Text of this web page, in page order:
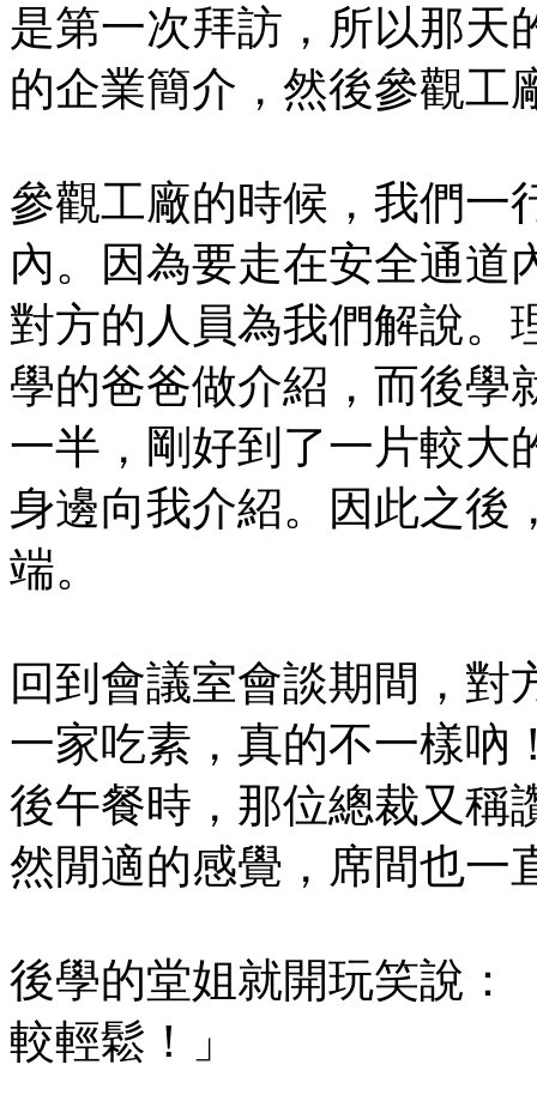
是第一次拜訪，所以那天
的企業簡介，然後參觀工
參觀工廠的時候，我們一
內。因為要走在安全通道
對方的人員為我們解說。
學的爸爸做介紹，而後學
一半，剛好到了一片較大
身邊向我介紹。因此之後
端。
回到會議室會談期間，對
一家吃素，真的不一樣吶
後午餐時，那位總裁又稱
然閒適的感覺，席間也一
後學的堂姐就開玩笑說：
較輕鬆！」